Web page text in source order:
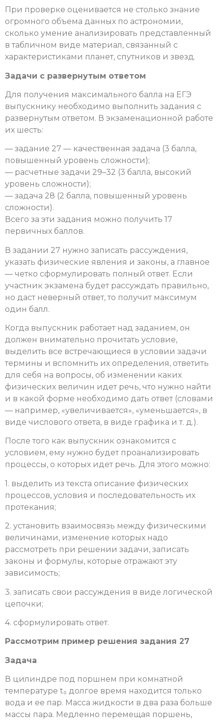
При проверке оценивается не столько знание
огромного объема данных по астрономии,
сколько умение анализировать представленный
в табличном виде материал, связанный с
характеристиками планет, спутников и звезд.
Задачи с развернутым ответом
Для получения максимального балла на ЕГЭ
выпускнику необходимо выполнить задания с
развернутым ответом. В экзаменационной работе
их шесть:
— задание 27 — качественная задача (3 балла,
повышенный уровень сложности);
— расчетные задачи 29–32 (3 балла, высокий
уровень сложности);
— задача 28 (2 балла, повышенный уровень
сложности).
Всего за эти задания можно получить 17
первичных баллов.
В задании 27 нужно записать рассуждения,
указать физические явления и законы, а главное
— четко сформулировать полный ответ. Если
участник экзамена будет рассуждать правильно,
но даст неверный ответ, то получит максимум
один балл.
Когда выпускник работает над заданием, он
должен внимательно прочитать условие,
выделить все встречающиеся в условии задачи
термины и вспомнить их определения, ответить
для себя на вопросы, об изменении каких
физических величин идет речь, что нужно найти
и в какой форме необходимо дать ответ (словами
— например, «увеличивается», «уменьшается», в
виде числового ответа, в виде графика и т. д.).
После того как выпускник ознакомится с
условием, ему нужно будет проанализировать
процессы, о которых идет речь. Для этого можно:
1. выделить из текста описание физических
процессов, условия и последовательность их
протекания;
2. установить взаимосвязь между физическими
величинами, изменение которых надо
рассмотреть при решении задачи, записать
законы и формулы, которые отражают эту
зависимость;
3. записать свои рассуждения в виде логической
цепочки;
4. сформулировать ответ.
Рассмотрим пример решения задания 27
Задача
В цилиндре под поршнем при комнатной
температуре t₀ долгое время находится только
вода и ее пар. Масса жидкости в два раза больше
массы пара. Медленно перемещая поршень,